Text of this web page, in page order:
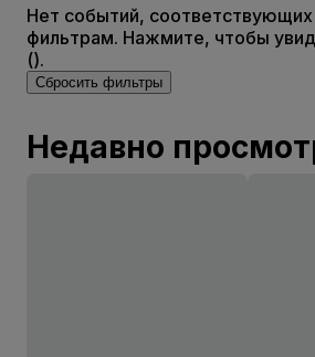
Нет событий,
фильтрам. Нажмите, чтобы
().
Сбросить фильтры
Недавно